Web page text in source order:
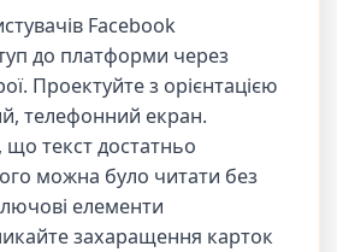
Facebook
до платформи через
Проектуйте з орієнтацією
телефонний екран.
текст достатньо
можна було читати без
елементи
захаращення карток